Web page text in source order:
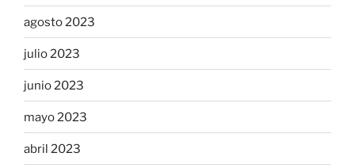
agosto 2023
julio 2023
junio 2023
mayo 2023
abril 2023